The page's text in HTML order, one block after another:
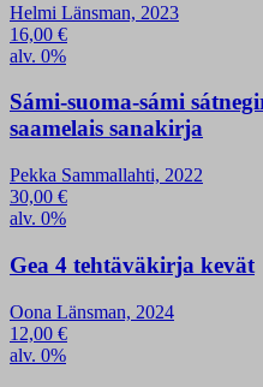
Helmi Länsman, 2023
16,00 €
alv. 0%
Sámi-suoma-sámi
saamelais sanakirja
Pekka Sammallahti, 2022
30,00 €
alv. 0%
Gea 4 tehtäväkirja kevät
Oona Länsman, 2024
12,00 €
alv. 0%